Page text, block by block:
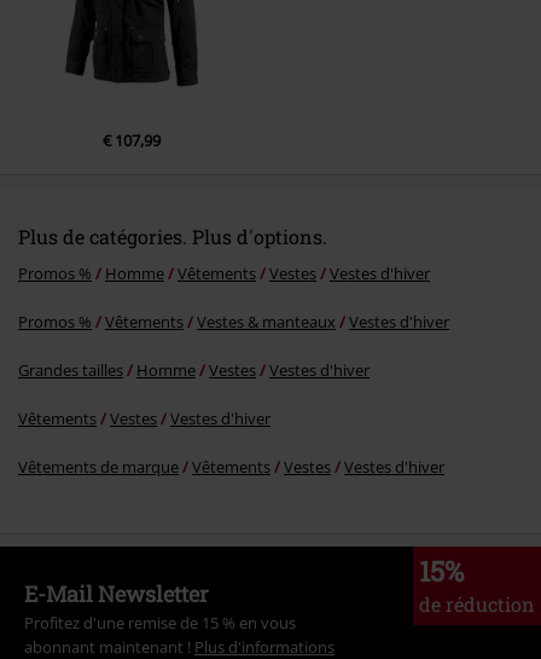
€ 107,99
Plus de catégories. Plus d'options.
Promos % Homme Vêtements Vestes Vestes d'hiver
Promos % Vêtements Vestes & manteaux Vestes d'hiver
Grandes tailles Homme Vestes Vestes d'hiver
Vêtements Vestes Vestes d'hiver
Vêtements de marque Vêtements Vestes Vestes d'hiver
15%
de réduction
E-Mail Newsletter
Profitez d'une remise de 15 % en vous
abonnant maintenant ! Plus d'informations